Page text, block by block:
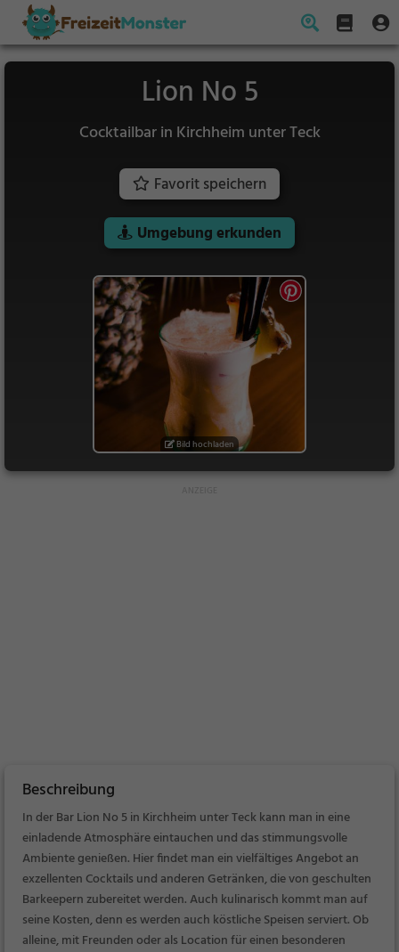
Lion No 5
Cocktailbar in Kirchheim unter Teck
Favorit speichern
Umgebung erkunden
Bild hochladen
Beschreibung
In der Bar Lion No 5 in Kirchheim unter Teck kann man in eine
einladende Atmosphäre eintauchen und das stimmungsvolle
Ambiente genießen. Hier findet man ein vielfältiges Angebot an
exzellenten Cocktails und anderen Getränken, die von geschulten
Barkeepern zubereitet werden. Auch kulinarisch kommt man auf
seine Kosten, denn es werden auch köstliche Speisen serviert. Ob
alleine, mit Freunden oder als Location für einen besonderen